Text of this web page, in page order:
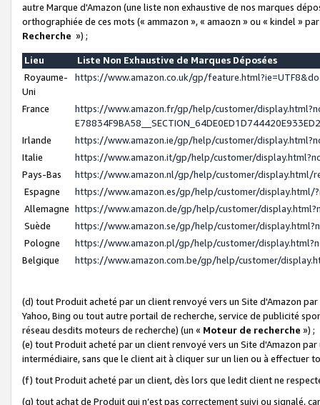
autre Marque d'Amazon (une liste non exhaustive de nos marques
orthographiée de ces mots (« ammazon », « amaozn » ou « kindel »
Recherche ») ;
Lieu
Liste Non Exhaustive de Marques Déposées
Royaume-
Uni
https://www.amazon.co.uk/gp/
France
https://www.amazon.fr/gp/help/customer/
Irlande
https://www.amazon.ie/gp/help/customer/
Italie
https://www.amazon.it/gp/help/customer/
Pays-Bas
https://www.amazon.nl/gp/help/customer/display.html/
Espagne
https://www.amazon.es/gp/help/customer/display.html/
Allemagne https://www.amazon.de/gp/help/customer/
Suède
https://www.amazon.se/gp/help/customer/
Pologne
https://www.amazon.pl/gp/help/customer/
Belgique
https://www.amazon.com.be/gp/help/customer/
(d) tout Produit acheté par un client renvoyé vers un Site d'Amazon
Yahoo, Bing ou tout autre portail de recherche, service de publicité
réseau desdits moteurs de recherche) (un « Moteur de recherche ») ;
(e) tout Produit acheté par un client renvoyé vers un Site d'Amazon
intermédiaire, sans que le client ait à cliquer sur un lien ou à
(f) tout Produit acheté par un client, dès lors que ledit client ne
(g) tout achat de Produit qui n’est pas correctement suivi ou signalé,